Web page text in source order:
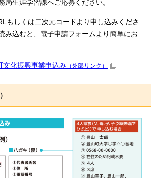
局生涯学習課へご応募ください。
もしくは二次元コードより申し込みくださ
み込むと、電子申請フォームより簡単にお
文化振興事業申込み （外部リンク）